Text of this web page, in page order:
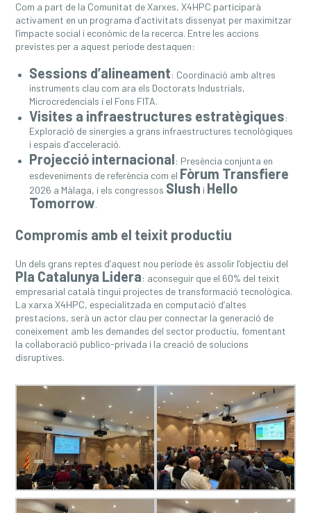
Com a part de la Comunitat de Xarxes, X4HPC participarà
activament en un programa d’activitats dissenyat per maximitzar
l’impacte social i econòmic de la recerca. Entre les accions
previstes per a aquest període destaquen:
Sessions d’alineament: Coordinació amb altres
instruments clau com ara els Doctorats Industrials,
Microcredencials i el Fons FITA.
Visites a infraestructures estratègiques:
Exploració de sinergies a grans infraestructures tecnològiques
i espais d’acceleració.
Projecció internacional: Presència conjunta en
esdeveniments de referència com el Fòrum Transfiere
2026 a Màlaga, i els congressos Slush i Hello
Tomorrow.
Compromís amb el teixit productiu
Un dels grans reptes d’aquest nou període és assolir l’objectiu del
Pla Catalunya Lidera: aconseguir que el 60% del teixit
empresarial català tingui projectes de transformació tecnològica.
La xarxa X4HPC, especialitzada en computació d’altes
prestacions, serà un actor clau per connectar la generació de
coneixement amb les demandes del sector productiu, fomentant
la col·laboració publico-privada i la creació de solucions
disruptives.